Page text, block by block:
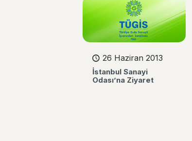
26 Haziran 2013
İstanbul Sanayi
Odası’na Ziyaret